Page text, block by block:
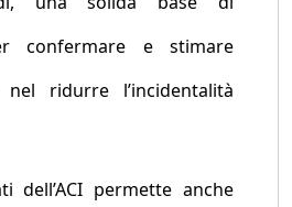
confermare e stimare
nel ridurre l’incidentalità
dell’ACI permette anche